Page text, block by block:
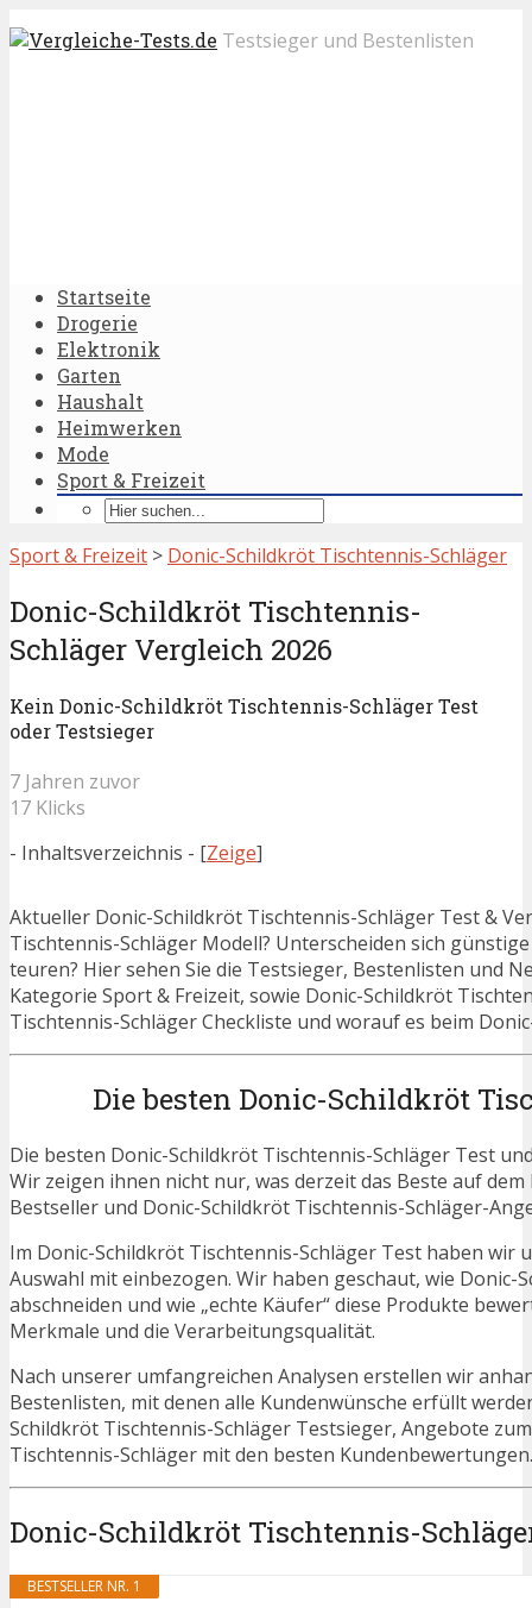
Testsieger und Bestenlisten
Startseite
Drogerie
Elektronik
Garten
Haushalt
Heimwerken
Mode
Sport & Freizeit
Sport & Freizeit > Donic-Schildkröt Tischtennis-Schläger
Donic-Schildkröt Tischtennis-
Schläger Vergleich 2026
Kein Donic-Schildkröt Tischtennis-Schläger Test
oder Testsieger
7 Jahren zuvor
17 Klicks
- Inhaltsverzeichnis - [Zeige]
Aktueller Donic-Schildkröt Tischtennis-Schläger Test &
Tischtennis-Schläger Modell? Unterscheiden sich
teuren? Hier sehen Sie die Testsieger, Bestenlisten und
Kategorie Sport & Freizeit, sowie Donic-Schildkröt
Tischtennis-Schläger Checkliste und worauf es beim
Die besten Donic-Schildkröt
Die besten Donic-Schildkröt Tischtennis-Schläger Test
Wir zeigen ihnen nicht nur, was derzeit das Beste auf
Bestseller und Donic-Schildkröt Tischtennis-Schläger-
Im Donic-Schildkröt Tischtennis-Schläger Test haben
Auswahl mit einbezogen. Wir haben geschaut, wie
abschneiden und wie „echte Käufer“ diese Produkte
Merkmale und die Verarbeitungsqualität.
Nach unserer umfangreichen Analysen erstellen wir
Bestenlisten, mit denen alle Kundenwünsche erfüllt
Schildkröt Tischtennis-Schläger Testsieger, Angebote
Tischtennis-Schläger mit den besten Kundenbewertungen.
Donic-Schildkröt Tischtennis-
BESTSELLER NR. 1